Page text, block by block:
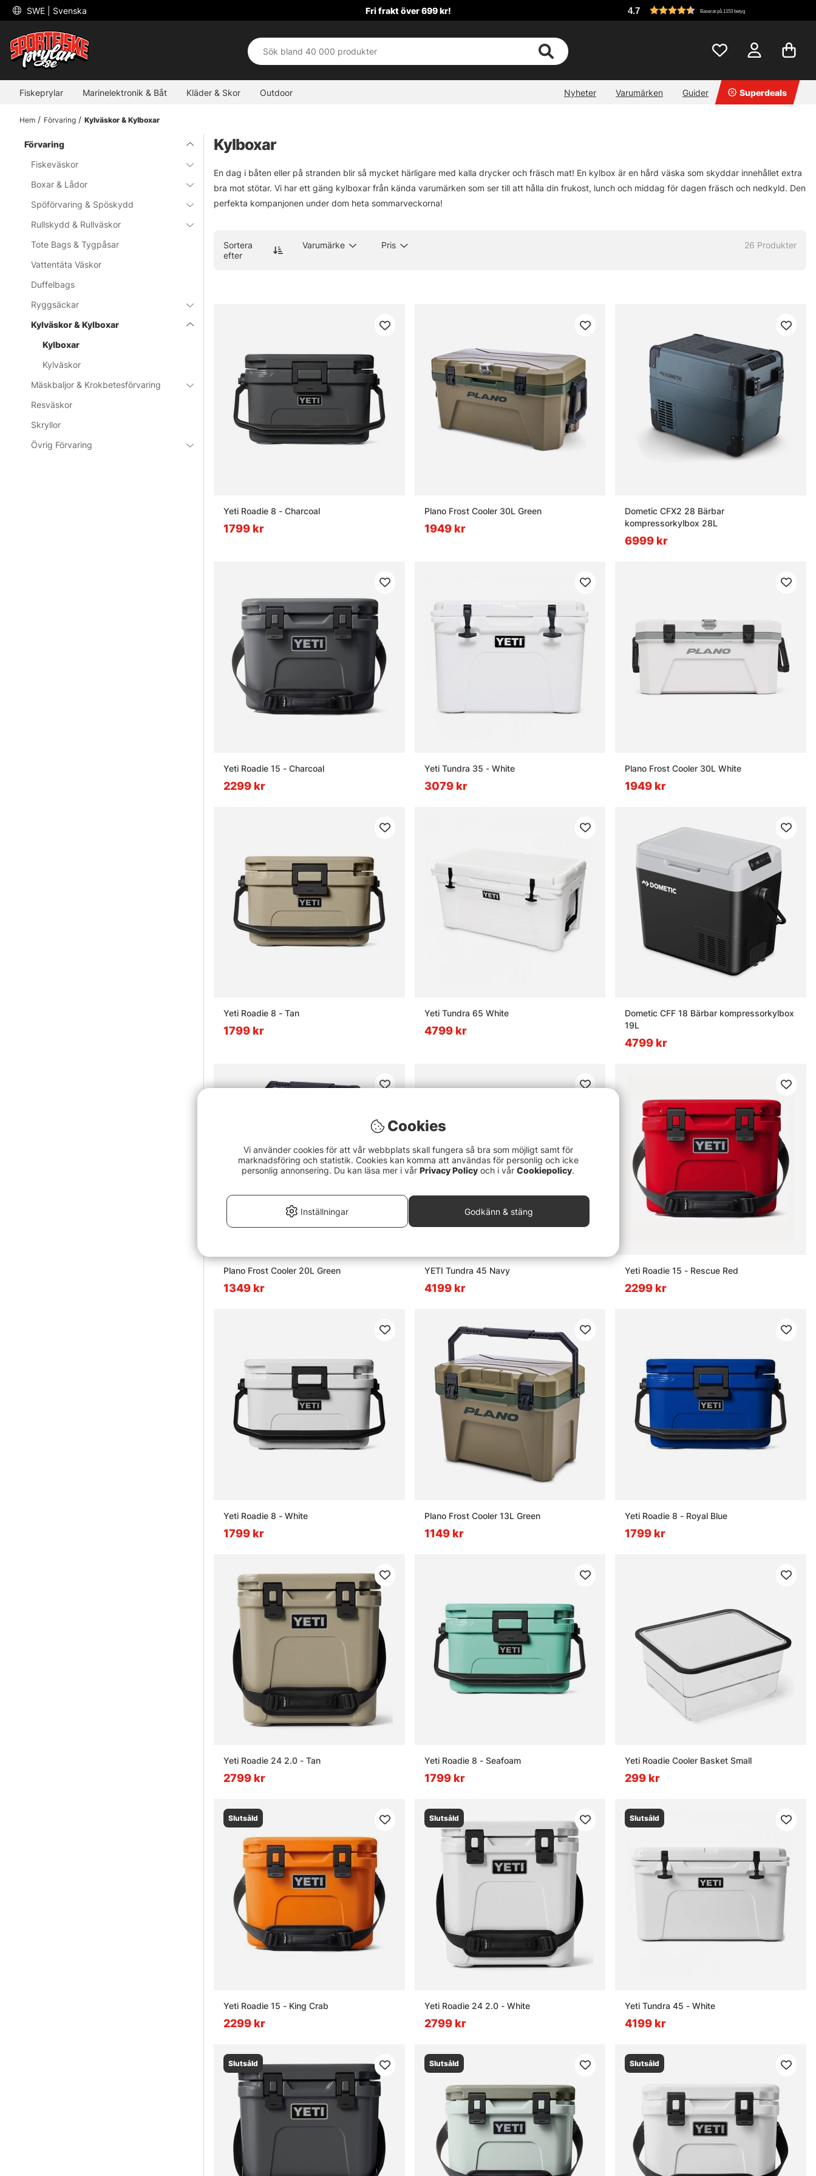
SWE | Svenska Fri frakt över 699 kr! 4.7 Baserat på 1153 betyg
Fiskeprylar Marinelektronik & Båt Kläder & Skor Outdoor Nyheter Varumärken Guider Superdeals
Hem Förvaring Kylväskor & Kylboxar
Förvaring
Fiskeväskor
Boxar & Lådor
Spöförvaring & Spöskydd
Rullskydd & Rullväskor
Tote Bags & Tygpåsar
Vattentäta Väskor
Duffelbags
Ryggsäckar
Kylväskor & Kylboxar
Kylboxar
Kylväskor
Mäskbaljor & Krokbetesförvaring
Resväskor
Skryllor
Övrig Förvaring
Kylboxar
En dag i båten eller på stranden blir så mycket härligare med kalla drycker och fräsch mat! En kylbox är en hård väska som skyddar innehållet extra
bra mot stötar. Vi har ett gäng kylboxar från kända varumärken som ser till att hålla din frukost, lunch och middag för dagen fräsch och nedkyld. Den
perfekta kompanjonen under dom heta sommarveckorna!
Sortera
efter
Varumärke Pris 26 Produkter
Yeti Roadie 8 - Charcoal
1799 kr
Plano Frost Cooler 30L Green
1949 kr
Dometic CFX2 28 Bärbar
kompressorkylbox 28L
6999 kr
Yeti Roadie 15 - Charcoal
2299 kr
Yeti Tundra 35 - White
3079 kr
Plano Frost Cooler 30L White
1949 kr
Yeti Roadie 8 - Tan
1799 kr
Yeti Tundra 65 White
4799 kr
Dometic CFF 18 Bärbar kompressorkylbox
19L
4799 kr
Plano Frost Cooler 20L Green
1349 kr
YETI Tundra 45 Navy
4199 kr
Yeti Roadie 15 - Rescue Red
2299 kr
Yeti Roadie 8 - White
1799 kr
Plano Frost Cooler 13L Green
1149 kr
Yeti Roadie 8 - Royal Blue
1799 kr
Yeti Roadie 24 2.0 - Tan
2799 kr
Yeti Roadie 8 - Seafoam
1799 kr
Yeti Roadie Cooler Basket Small
299 kr
Slutsåld
Yeti Roadie 15 - King Crab
2299 kr
Slutsåld
Yeti Roadie 24 2.0 - White
2799 kr
Slutsåld
Yeti Tundra 45 - White
4199 kr
Slutsåld Slutsåld Slutsåld
Cookies
Vi använder cookies för att vår webbplats skall fungera så bra som möjligt samt för
marknadsföring och statistik. Cookies kan komma att användas för personlig och icke
personlig annonsering. Du kan läsa mer i vår Privacy Policy och i vår Cookiepolicy.
Inställningar Godkänn & stäng